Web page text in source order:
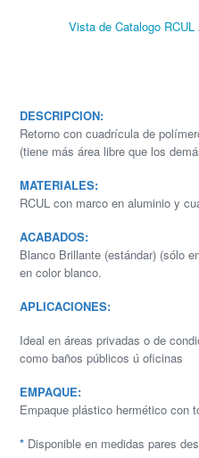
Vista de Catalogo RCUL
DESCRIPCION:
Retorno con cuadrícula de
(tiene más área libre que los
MATERIALES:
RCUL con marco en aluminio y
ACABADOS:
Blanco Brillante (estándar) (sólo
en color blanco.
APLICACIONES:
Ideal en áreas privadas o de
como baños públicos ú oficinas
EMPAQUE:
Empaque plástico hermético con
* Disponible en medidas pares